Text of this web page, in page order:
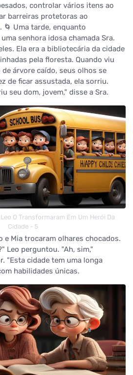
controlar vários itens ao
barreiras protetoras ao
🌀 Uma tarde, enquanto
senhora idosa chamada Sra.
Ela era a bibliotecária da cidade
pela floresta. Quando viu
árvore caído, seus olhos se
de ficar assustada, ela sorriu.
seu dom, jovem," disse a Sra.
O Transformaram Em Um Herói Da
Cidade - 5
e Mia trocaram olhares chocados.
Leo perguntou. "Ah, sim,"
"Esta cidade tem uma longa
habilidades únicas.